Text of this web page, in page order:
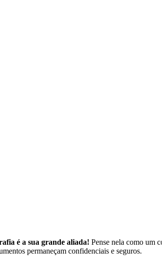
é a sua grande aliada! Pense nela como um
permaneçam confidenciais e seguros.